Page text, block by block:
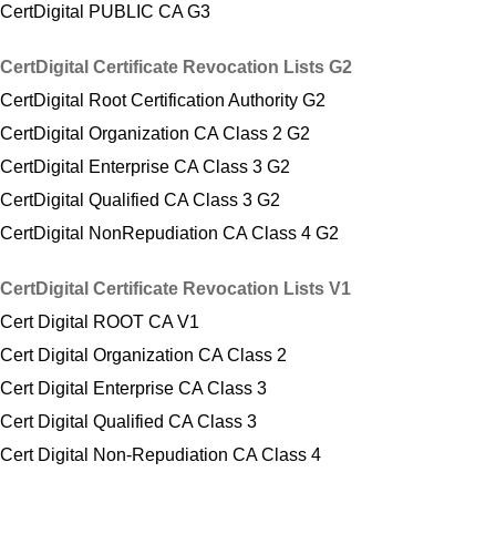
CertDigital PUBLIC CA G3
CertDigital Certificate Revocation Lists G2
CertDigital Root Certification Authority G2
CertDigital Organization CA Class 2 G2
CertDigital Enterprise CA Class 3 G2
CertDigital Qualified CA Class 3 G2
CertDigital NonRepudiation CA Class 4 G2
CertDigital Certificate Revocation Lists V1
Cert Digital ROOT CA V1
Cert Digital Organization CA Class 2
Cert Digital Enterprise CA Class 3
Cert Digital Qualified CA Class 3
Cert Digital Non-Repudiation CA Class 4